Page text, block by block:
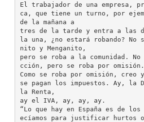
El trabajador de una empresa,
ca, que tiene un turno, por
de la mañana a
tres de la tarde y entra a las
la una, ¿no estará robando? No
nito y Menganito,
pero se roba a la comunidad.
cción, pero se roba por omisión.
Como se roba por omisión, creo
se pagan los impuestos. Ay, la
la Renta,
ay el IVA, ay, ay, ay.
“Lo que hay en España es de los
ecíamos para justificar hurtos